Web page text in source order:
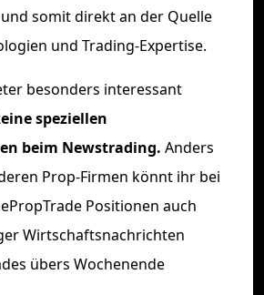
somit direkt an der Quelle
und Trading-Expertise.
besonders interessant
speziellen
beim Newstrading. Anders
Prop-Firmen könnt ihr bei
Positionen auch
Wirtschaftsnachrichten
übers Wochenende